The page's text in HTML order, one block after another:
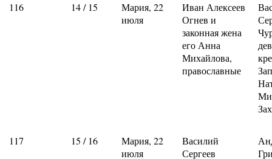
116 14 / 15
Мария, 22
июля
Иван Алексеев
Огнев и
законная жена
его Анна
Михайлова,
православные
117 15 / 16
Мария, 22
июля
Василий
Сергеев